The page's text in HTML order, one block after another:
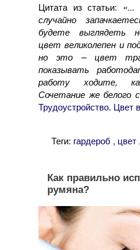
Цитата из статьи:
случайно
будете выглядеть
цвет великолепен и
но это – цвет
показывать
работу ходите,
Сочетание же белого
Трудоустройство.
Теги: гардероб , цвет,
Как правильно
румяна?